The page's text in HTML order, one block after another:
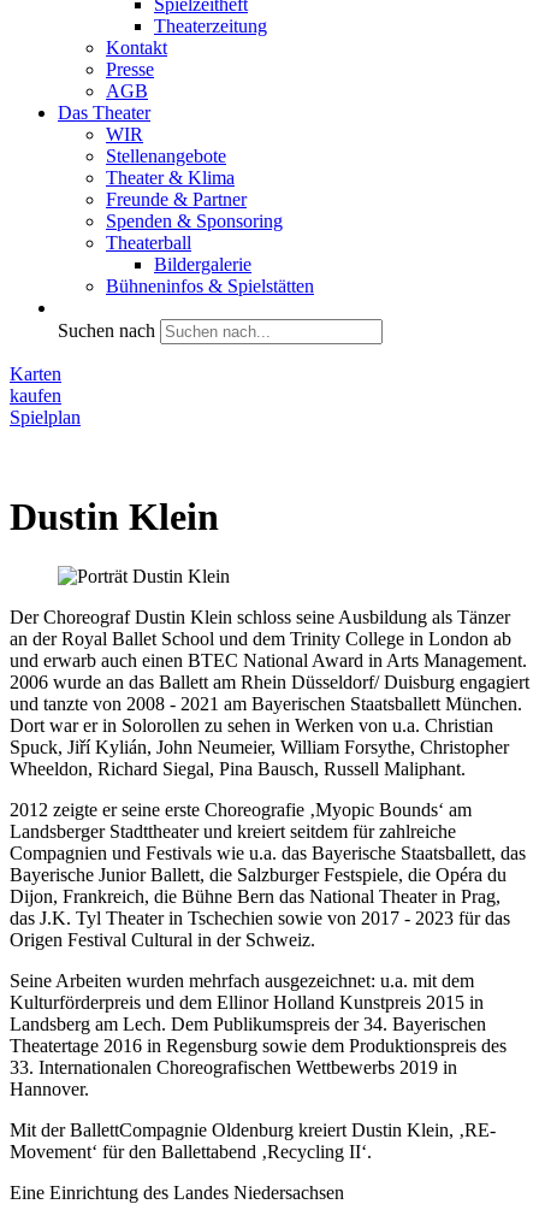
Spielzeitheft
Theaterzeitung
Kontakt
Presse
AGB
Das Theater
WIR
Stellenangebote
Theater & Klima
Freunde & Partner
Spenden & Sponsoring
Theaterball
Bildergalerie
Bühneninfos & Spielstätten
Suchen nach
Karten
kaufen
Spielplan
Dustin Klein
Der Choreograf Dustin Klein schloss seine Ausbildung als Tänzer
an der Royal Ballet School und dem Trinity College in London ab
und erwarb auch einen BTEC National Award in Arts Management.
2006 wurde an das Ballett am Rhein Düsseldorf/ Duisburg engagiert
und tanzte von 2008 - 2021 am Bayerischen Staatsballett München.
Dort war er in Solorollen zu sehen in Werken von u.a. Christian
Spuck, Jiří Kylián, John Neumeier, William Forsythe, Christopher
Wheeldon, Richard Siegal, Pina Bausch, Russell Maliphant.
2012 zeigte er seine erste Choreografie ‚Myopic Bounds‘ am
Landsberger Stadttheater und kreiert seitdem für zahlreiche
Compagnien und Festivals wie u.a. das Bayerische Staatsballett, das
Bayerische Junior Ballett, die Salzburger Festspiele, die Opéra du
Dijon, Frankreich, die Bühne Bern das National Theater in Prag,
das J.K. Tyl Theater in Tschechien sowie von 2017 - 2023 für das
Origen Festival Cultural in der Schweiz.
Seine Arbeiten wurden mehrfach ausgezeichnet: u.a. mit dem
Kulturförderpreis und dem Ellinor Holland Kunstpreis 2015 in
Landsberg am Lech. Dem Publikumspreis der 34. Bayerischen
Theatertage 2016 in Regensburg sowie dem Produktionspreis des
33. Internationalen Choreografischen Wettbewerbs 2019 in
Hannover.
Mit der BallettCompagnie Oldenburg kreiert Dustin Klein, ‚RE-
Movement‘ für den Ballettabend ‚Recycling II‘.
Eine Einrichtung des Landes Niedersachsen